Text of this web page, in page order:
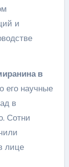
и
в
его научные
в
Сотни
лице